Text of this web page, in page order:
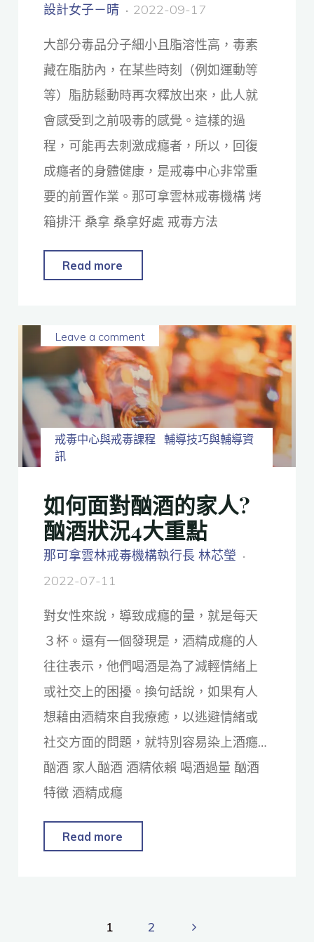
設計女子－晴 2022-09-17
大部分毒品分子細小且脂溶性高，毒素
藏在脂肪內，在某些時刻（例如運動等
等）脂肪鬆動時再次釋放出來，此人就
會感受到之前吸毒的感覺。這樣的過
程，可能再去刺激成癮者，所以，回復
成癮者的身體健康，是戒毒中心非常重
要的前置作業。那可拿雲林戒毒機構 烤
箱排汗 桑拿 桑拿好處 戒毒方法
Read more
戒毒中心與戒毒課程
輔導技巧與輔導資
訊
Leave a comment
如何面對酗酒的家人?
酗酒狀況4大重點
那可拿雲林戒毒機構執行長 林芯瑩
2022-07-11
對女性來說，導致成癮的量，就是每天
３杯。還有一個發現是，酒精成癮的人
往往表示，他們喝酒是為了減輕情緒上
或社交上的困擾。換句話說，如果有人
想藉由酒精來自我療癒，以逃避情緒或
社交方面的問題，就特別容易染上酒癮…
酗酒 家人酗酒 酒精依賴 喝酒過量 酗酒
特徵 酒精成癮
Read more
1 2